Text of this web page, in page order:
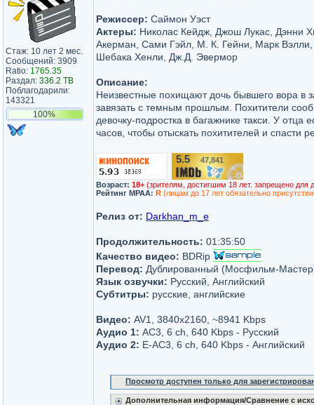
Стаж: 10 лет 2 мес.
Сообщений: 3909
Ratio: 1765.35
Раздал: 336.2 TB
Поблагодарили:
143321
100%
Режиссер: Саймон Уэст
Актеры: Николас Кейдж, Джош Лукас, Дэнни
Акерман, Сами Гэйл, М. К. Гейни, Марк
Шебака Хенли, Дж.Д. Эвермор
Описание:
Неизвестные похищают дочь бывшего вора в
завязать с темным прошлым. Похитители
девочку-подростка в багажнике такси. У отца
часов, чтобы отыскать похитителей и спасти
5.5 47,841
Возраст: 18+ (зрителям, достигшим 18 лет. запрещено для
Рейтинг MPAA: R (лицам до 17 лет обязательно
Релиз от: Darkhan_m_e
Продолжительность: 01:35:50
Качество видео: BDRip
Перевод: Дублированный (Мосфильм-
Язык озвучки: Русский, Английский
Субтитры: русские, английские
Видео: AV1, 3840x2160, ~8941 Kbps
Аудио 1: AC3, 6 ch, 640 Kbps - Русский
Аудио 2: E-AC3, 6 ch, 640 Kbps - Английский
Просмотр доступен только для
Дополнительная информация/Сравнение с